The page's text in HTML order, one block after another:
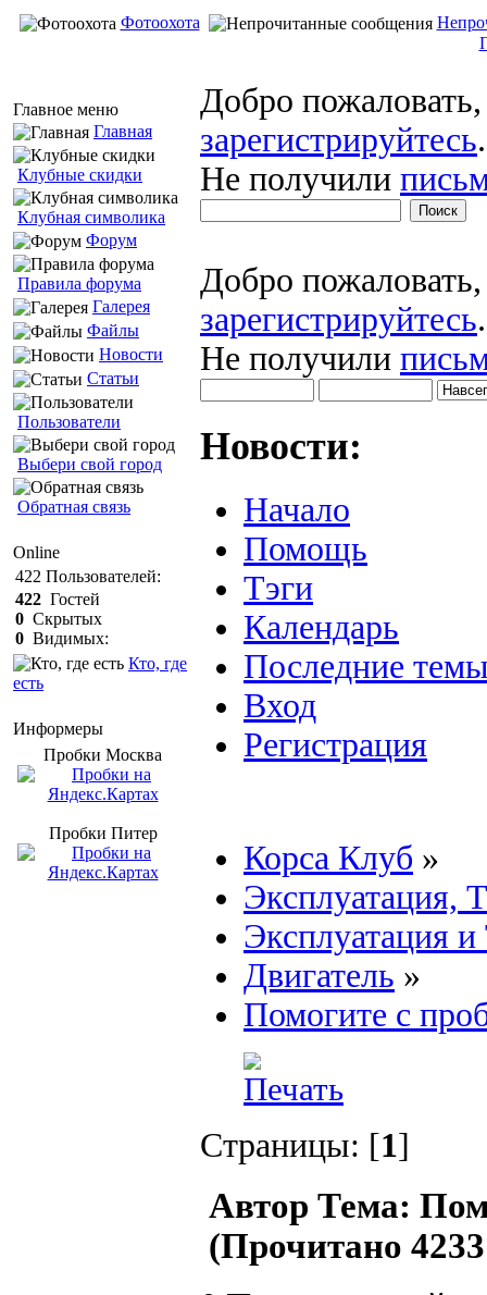
Фотоохота
Главное меню
Главная
Клубные скидки
Клубная символика
Форум
Правила форума
Галерея
Файлы
Новости
Статьи
Пользователи
Выбери свой город
Обратная связь
Online
422 Пользователей:
422 Гостей
0 Скрытых
0 Видимых:
Кто, где
есть
Информеры
Пробки Mосква
Пробки Питер
Добро
зарегистрируйтесь.
Не получили
Добро
зарегистрируйтесь.
Не получили
Новости:
Начало
Помощь
Тэги
Календарь
Последние
Вход
Регистрация
Корса Клуб »
Эксплуатация,
Эксплуатация
Двигатель »
Помогите с
Страницы: [1]
Автор Тема:
(Прочитано